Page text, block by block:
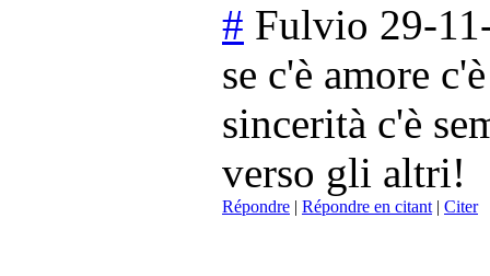
# Fulvio 29-
se c'è amore
sincerità c'è
verso gli altri!
Répondre | Répondre en citant| Citer